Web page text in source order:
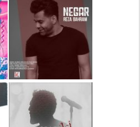
دانلود آلبوم جدید سیروان
خسروی بنام مونولوگ
دانلود آهنگ جدید رضا
بهرام بنام نگار